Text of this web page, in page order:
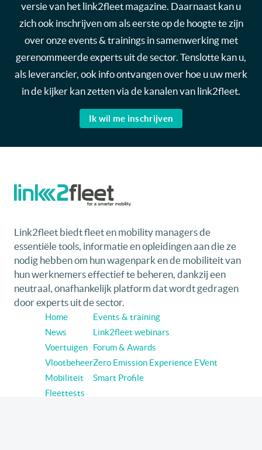
versie van het link2fleet magazine. Daarnaast kan u
zich ook inschrijven om als eerste op de hoogte te zijn
over onze events & trainings in samenwerking met
gerenommeerde experts uit de sector. Tenslotte kan u,
als leverancier, ook info ontvangen over hoe u uw merk
in de kijker kan zetten via de kanalen van link2fleet.
Ik wil me inschrijven
Link2fleet biedt fleet en mobility managers de
essentiële tools, informatie en opleidingen aan die ze
nodig hebben om hun wagenpark en de mobiliteit van
hun werknemers effectief te beheren, dankzij een
neutraal, onafhankelijk platform dat wordt gedragen
door experts uit de sector.
Home
News
Voertuigen
Vlootbeheer
Mobiliteit
Fleettests
Events & training
Link2fleet webinars
Forum & Awards
Zero Emission Experience EVent
Smart Profile